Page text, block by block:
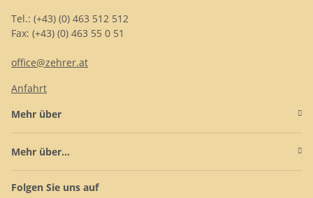
Tel.: (+43) (0) 463 512 512
Fax: (+43) (0) 463 55 0 51
office@zehrer.at
Anfahrt
Mehr über
Mehr über...
Folgen Sie uns auf